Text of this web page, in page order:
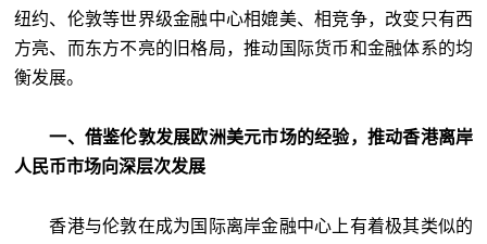
纽约、伦敦等世界级金融中心相媲美、相竞争，改变只有西
方亮、而东方不亮的旧格局，推动国际货币和金融体系的均
衡发展。
一、借鉴伦敦发展欧洲美元市场的经验，推动香港离岸
人民币市场向深层次发展
香港与伦敦在成为国际离岸金融中心上有着极其类似的